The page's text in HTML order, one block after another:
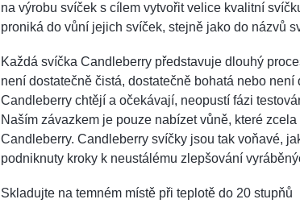
na výrobu svíček s cílem vytvořit velice kvalitní
proniká do vůní jejich svíček, stejně jako do názvů
Každá svíčka Candleberry představuje dlouhý
není dostatečně čistá, dostatečně bohatá nebo
Candleberry chtějí a očekávají, neopustí fázi
Naším závazkem je pouze nabízet vůně, které
Candleberry. Candleberry svíčky jsou tak voňavé,
podniknuty kroky k neustálému zlepšování
Skladujte na temném místě při teplotě do 20 stupňů